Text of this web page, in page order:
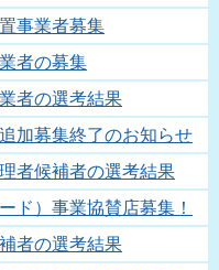
事業者募集
者の募集
者の選考結果
加募集終了のお知らせ
者候補者の選考結果
ド）事業協賛店募集！
者の選考結果